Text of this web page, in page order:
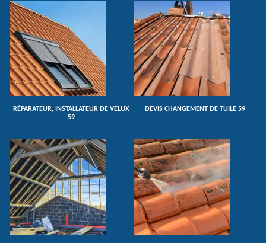
RÉPARATEUR, INSTALLATEUR DE VELUX
59
DEVIS CHANGEMENT DE TUILE 59